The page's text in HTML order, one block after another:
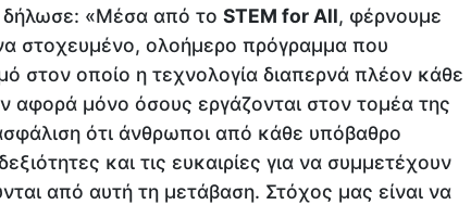
δήλωσε: «Μέσα από το STEM for All, φέρνουμε
στοχευμένο, ολοήμερο πρόγραμμα που
στον οποίο η τεχνολογία διαπερνά πλέον κάθε
αφορά μόνο όσους εργάζονται στον τομέα της
ότι άνθρωποι από κάθε υπόβαθρο
και τις ευκαιρίες για να συμμετέχουν
από αυτή τη μετάβαση. Στόχος μας είναι να